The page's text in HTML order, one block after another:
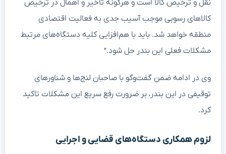
نقل و ترخیص کالا است و هرگونه تأخیر و اهمال در ترخیص
کالاهای رسوبی موجب آسیب جدی به فعالیت اقتصادی
منطقه خواهد شد. باید با هم‌افزایی کلیه دستگاه‌های مرتبط
مشکلات فعلی این بندر حل شود.”
وی در ادامه ضمن گفت‌وگو با صاحبان لنج‌ها و شناورهای
توقیفی در این بندر، بر ضرورت رفع سریع این مشکلات تاکید
کرد.
لزوم همکاری دستگاه‌های قضایی و اجرایی